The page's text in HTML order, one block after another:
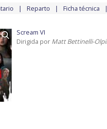
Reparto Ficha técnica
Scream VI
Dirigida por Matt Bettinelli-